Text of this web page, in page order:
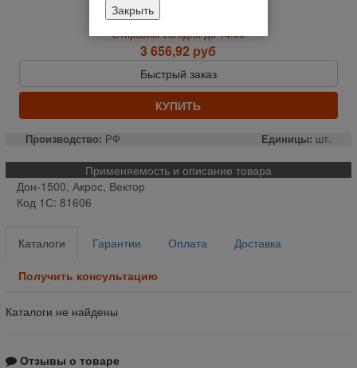
На складе
Отправим сегодня до 14:00
3 656,92 руб
Быстрый заказ
КУПИТЬ
Производство: РФ Единицы: шт.
Применяемость и описание товара
Дон-1500, Акрос, Вектор
Код 1С: 81606
Каталоги Гарантии Оплата Доставка
Получить консультацию
Каталоги не найдены
Отзывы о товаре
Закрыть